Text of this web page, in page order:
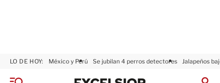
LO DE HOY: México y Perú Se jubilan 4 perros detectores Jalapeños